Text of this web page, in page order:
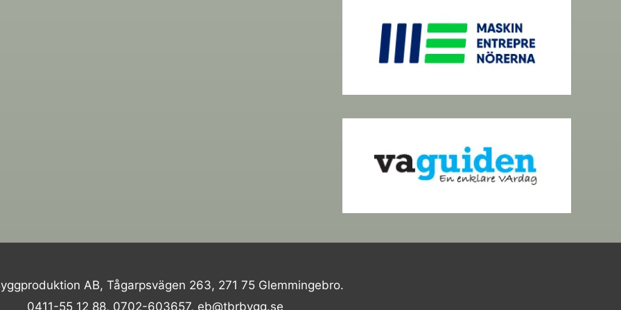
AB, Tågarpsvägen 263, 271 75 Glemmingebro.
0411-55 12 88, 0702-603657, eb@tbrbygg.se